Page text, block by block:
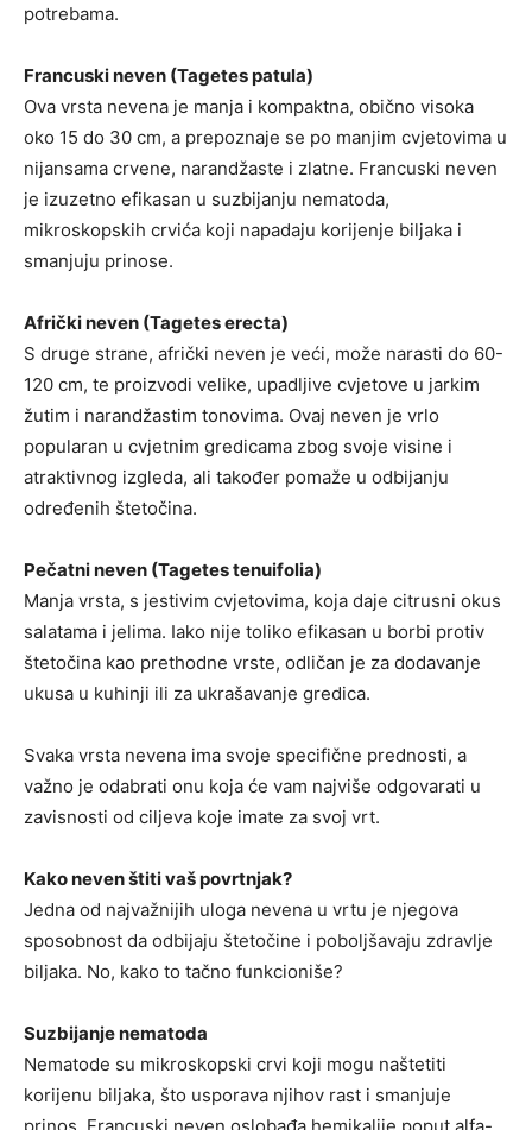
potrebama.
Francuski neven (Tagetes patula)
Ova vrsta nevena je manja i kompaktna, obično visoka
oko 15 do 30 cm, a prepoznaje se po manjim cvjetovima u
nijansama crvene, narandžaste i zlatne. Francuski neven
je izuzetno efikasan u suzbijanju nematoda,
mikroskopskih crvića koji napadaju korijenje biljaka i
smanjuju prinose.
Afrički neven (Tagetes erecta)
S druge strane, afrički neven je veći, može narasti do 60-
120 cm, te proizvodi velike, upadljive cvjetove u jarkim
žutim i narandžastim tonovima. Ovaj neven je vrlo
popularan u cvjetnim gredicama zbog svoje visine i
atraktivnog izgleda, ali također pomaže u odbijanju
određenih štetočina.
Pečatni neven (Tagetes tenuifolia)
Manja vrsta, s jestivim cvjetovima, koja daje citrusni okus
salatama i jelima. Iako nije toliko efikasan u borbi protiv
štetočina kao prethodne vrste, odličan je za dodavanje
ukusa u kuhinji ili za ukrašavanje gredica.
Svaka vrsta nevena ima svoje specifične prednosti, a
važno je odabrati onu koja će vam najviše odgovarati u
zavisnosti od ciljeva koje imate za svoj vrt.
Kako neven štiti vaš povrtnjak?
Jedna od najvažnijih uloga nevena u vrtu je njegova
sposobnost da odbijaju štetočine i poboljšavaju zdravlje
biljaka. No, kako to tačno funkcioniše?
Suzbijanje nematoda
Nematode su mikroskopski crvi koji mogu naštetiti
korijenu biljaka, što usporava njihov rast i smanjuje